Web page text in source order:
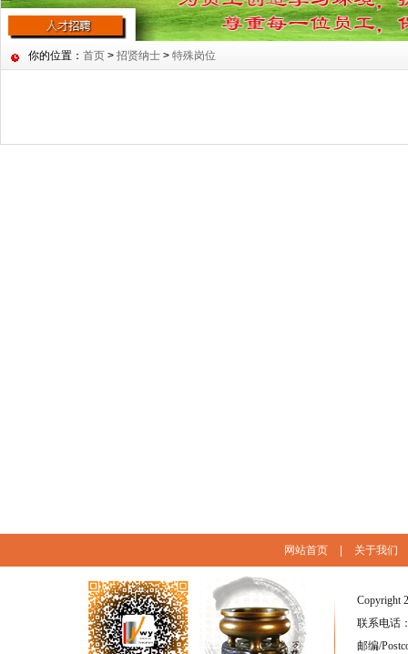
你的位置： 首页 > 招贤纳士 > 特殊岗位
网站首页 关于我们
Copyright
联系电话
邮编/